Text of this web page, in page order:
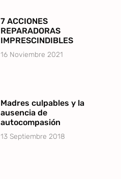
7 ACCIONES
REPARADORAS
IMPRESCINDIBLES
16 Noviembre 2021
Madres culpables y la
ausencia de
autocompasión
13 Septiembre 2018